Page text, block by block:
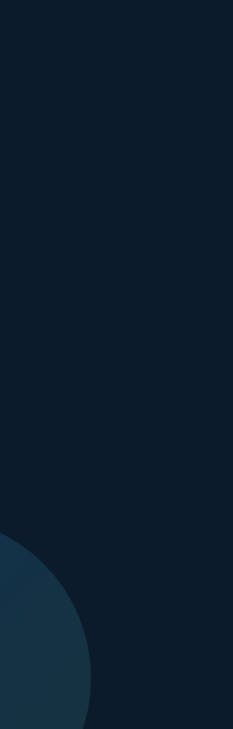
저해하지 않으면서도 선
미학
디자인발매트처럼 오직
세히 설명함으로써, 고